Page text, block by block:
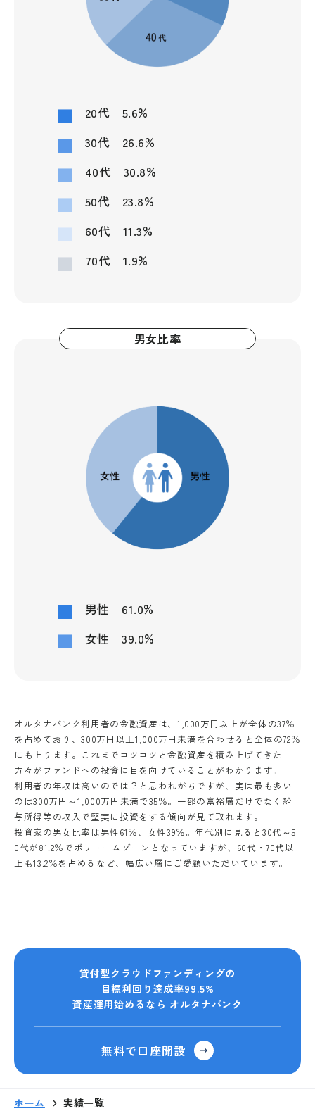
20代 5.6%
30代 26.6%
40代 30.8%
50代 23.8%
60代 11.3%
70代 1.9%
男女比率
男性 61.0%
女性 39.0%
オルタナバンク利用者の金融資産は、1,000万円以上が全体の37％
を占めており、300万円以上1,000万円未満を合わせると全体の72％
にも上ります。これまでコツコツと金融資産を積み上げてきた
方々がファンドへの投資に目を向けていることがわかります。
利用者の年収は高いのでは？と思われがちですが、実は最も多い
のは300万円～1,000万円未満で35％。一部の富裕層だけでなく給
与所得等の収入で堅実に投資をする傾向が見て取れます。
投資家の男女比率は男性61％、女性39％。年代別に見ると30代～5
0代が81.2％でボリュームゾーンとなっていますが、60代・70代以
上も13.2％を占めるなど、幅広い層にご愛顧いただいています。
貸付型クラウドファンディングの
目標利回り達成率99.5%
資産運用始めるなら オルタナバンク
無料で口座開設
ホーム 実績一覧